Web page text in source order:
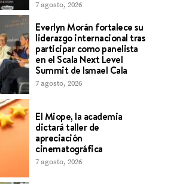
7 agosto, 2026
Everlyn Morán fortalece su
liderazgo internacional tras
participar como panelista
en el Scala Next Level
Summit de Ismael Cala
7 agosto, 2026
El Miope, la academia
dictará taller de
apreciación
cinematográfica
7 agosto, 2026